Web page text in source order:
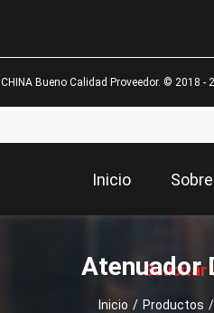
CHINA Bueno Calidad Proveedor. © 2018 -
Inicio
Solicitar
Atenuador
Inicio / Productos /